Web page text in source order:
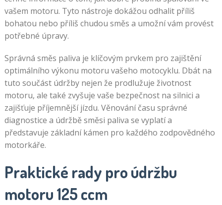
vašem motoru. Tyto nástroje dokážou odhalit příliš
bohatou nebo příliš chudou směs a umožní vám provést
potřebné úpravy.
Správná směs paliva je klíčovým prvkem pro zajištění
optimálního výkonu motoru vašeho motocyklu. Dbát na
tuto součást údržby nejen že prodlužuje životnost
motoru, ale také zvyšuje vaše bezpečnost na silnici a
zajišťuje příjemnější jízdu. Věnování času správné
diagnostice a údržbě směsi paliva se vyplatí a
představuje základní kámen pro každého zodpovědného
motorkáře.
Praktické rady pro údržbu
motoru 125 ccm